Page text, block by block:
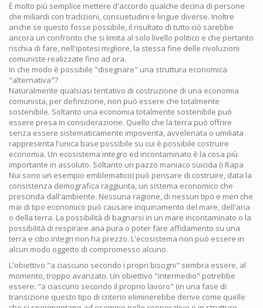
È molto più semplice mettere d'accordo qualche decina di persone
che miliardi con tradizioni, consuetudini e lingue diverse. Inoltre
anche se questo fosse possibile, il risultato di tutto ciò sarebbe
ancora un confronto che si limita al solo livello politico e che pertanto
rischia di fare, nell'ipotesi migliore, la stessa fine delle rivoluzioni
comuniste realizzate fino ad ora.
In che modo è possibile "disegnare" una struttura economica
"alternativa"?
Naturalmente qualsiasi tentativo di costruzione di una economia
comunista, per definizione, non può essere che totalmente
sostenibile. Soltanto una economia totalmente sostenibile può
essere presa in considerazione. Quello che la terra può offrire
senza essere sistematicamente impoverita, avvelenata o umiliata
rappresenta l'unica base possibile su cui è possibile costruire
economia. Un ecosistema integro ed incontaminato è la cosa più
importante in assoluto. Soltanto un pazzo maniaco suicida (i Rapa
Nui sono un esempio emblematico) può pensare di costruire, data la
consistenza demografica raggiunta, un sistema economico che
prescinda dall'ambiente. Nessuna ragione, di nessun tipo e men che
mai di tipo economico può causare inquinamento del mare, dell'aria
o della terra. La possibilità di bagnarsi in un mare incontaminato o la
possibilità di respirare aria pura o poter fare affidamento su una
terra e cibo integri non ha prezzo. L'ecosistema non può essere in
alcun modo oggetto di compromesso alcuno.
L'obiettivo "a ciascuno secondo i propri bisogni" sembra essere, al
momento, troppo avanzato. Un obiettivo "intermedio" potrebbe
essere: "a ciascuno secondo il proprio lavoro" (in una fase di
transizione questo tipo di criterio eliminerebbe derive come quelle